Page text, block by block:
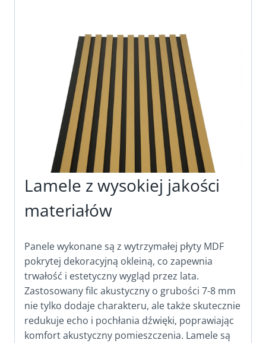
Lamele z wysokiej jakości
materiałów
Panele wykonane są z wytrzymałej płyty MDF
pokrytej dekoracyjną okleiną, co zapewnia
trwałość i estetyczny wygląd przez lata.
Zastosowany filc akustyczny o grubości 7-8 mm
nie tylko dodaje charakteru, ale także skutecznie
redukuje echo i pochłania dźwięki, poprawiając
komfort akustyczny pomieszczenia. Lamele są